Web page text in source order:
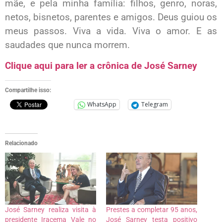
mãe, e pela minha família: filhos, genro, noras,
netos, bisnetos, parentes e amigos. Deus guiou os
meus passos. Viva a vida. Viva o amor. E as
saudades que nunca morrem.
Clique aqui para ler a crônica de José Sarney
Compartilhe isso:
WhatsApp Telegram
Relacionado
José Sarney realiza visita à
presidente Iracema Vale no
Prestes a completar 95 anos,
José Sarney testa positivo